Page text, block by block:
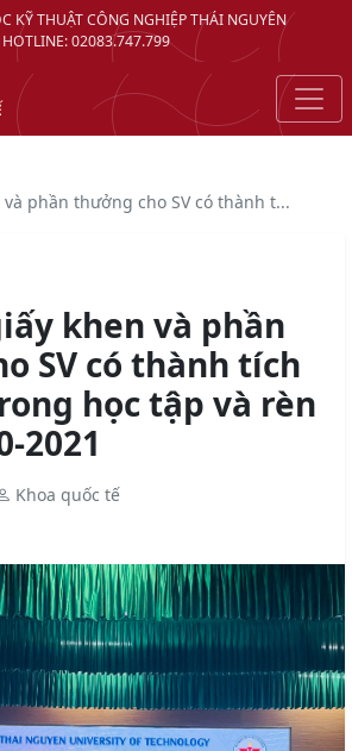
KỸ THUẬT CÔNG NGHIỆP THÁI NGUYÊN
HOTLINE: 02083.747.799
phần thưởng cho SV có thành t...
khen và phần
SV có thành tích
học tập và rèn
2021
Khoa quốc tế